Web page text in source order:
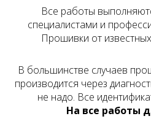
Все работы
специалистами и
Прошивки от
В большинстве случаев
производится через
не надо. Все
На все работы